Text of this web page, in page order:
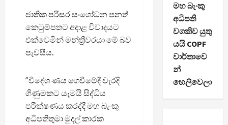
ජාතික පරිසර සංශෝධන පනත්
කෙටුම්පතට අදාළ විවාදයට
එක්වෙමින් මන්ත්‍රීවරයා මේ බව
පැවසීය.
“විදේශ ණය ගෙවීමේදී වැරදි
ගිණුමකට යෑමයි සිද්ධිය
පරීක්ෂණය කරද්දී මහ බැංකු
අධිපතිතුමා මුදල් කාරක
මහ බැංකු
අධිපති
වගකිව යුතු
යයි COPF
වාර්තාවෙ
න්
හෙලිවෙලා